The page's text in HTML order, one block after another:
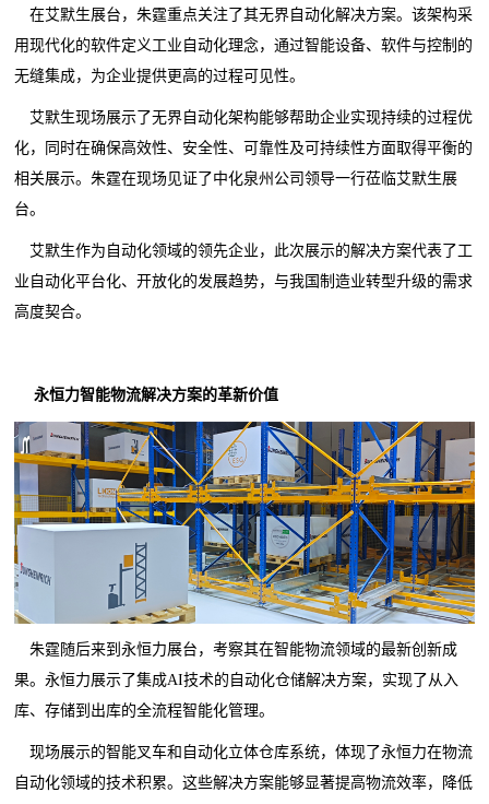
在艾默生展台，朱霆重点关注了其无界自动化解决方案。该架构采
用现代化的软件定义工业自动化理念，通过智能设备、软件与控制的
无缝集成，为企业提供更高的过程可见性。
艾默生现场展示了无界自动化架构能够帮助企业实现持续的过程优
化，同时在确保高效性、安全性、可靠性及可持续性方面取得平衡的
相关展示。朱霆在现场见证了中化泉州公司领导一行莅临艾默生展
台。
艾默生作为自动化领域的领先企业，此次展示的解决方案代表了工
业自动化平台化、开放化的发展趋势，与我国制造业转型升级的需求
高度契合。
永恒力智能物流解决方案的革新价值
朱霆随后来到永恒力展台，考察其在智能物流领域的最新创新成
果。永恒力展示了集成AI技术的自动化仓储解决方案，实现了从入
库、存储到出库的全流程智能化管理。
现场展示的智能叉车和自动化立体仓库系统，体现了永恒力在物流
自动化领域的技术积累。这些解决方案能够显著提高物流效率，降低